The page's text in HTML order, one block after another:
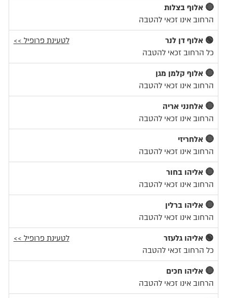
🔴 אלוף בצלות
הרחוב אינו זכאי להטבה
🟢 אלוף דן לנר
לטעינת פרופיל >>
כל הרחוב זכאי להטבה
🔴 אלוף קלמן מגן
הרחוב אינו זכאי להטבה
🔴 אלחנני אריה
הרחוב אינו זכאי להטבה
🔴 אלחריזי
הרחוב אינו זכאי להטבה
🔴 אליהו בחור
הרחוב אינו זכאי להטבה
🔴 אליהו ברלין
הרחוב אינו זכאי להטבה
🟢 אליהו גלעזר
לטעינת פרופיל >>
כל הרחוב זכאי להטבה
🔴 אליהו חכים
הרחוב אינו זכאי להטבה